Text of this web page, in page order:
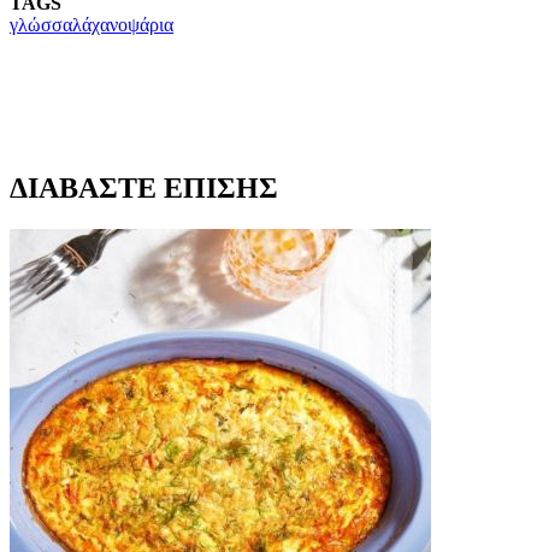
γλώσσαλάχανοψάρια
ΔΙΑΒΑΣΤΕ ΕΠΙΣΗΣ